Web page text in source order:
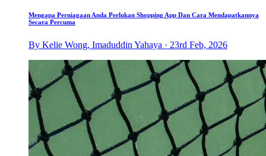
Mengapa Perniagaan Anda Perlukan Shopping App Dan Cara Mendapatkannya
Secara Percuma
By Kelie Wong, Imaduddin Yahaya · 23rd Feb, 2026